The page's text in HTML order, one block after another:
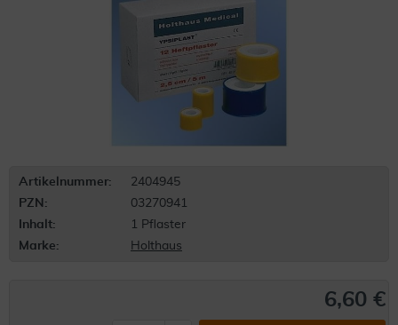
Artikelnummer:
2404945
PZN:
03270941
Inhalt:
1 Pflaster
Marke:
Holthaus
6,60 €